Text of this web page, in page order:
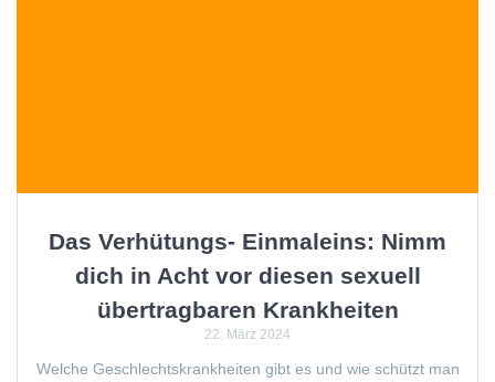
Das Verhütungs- Einmaleins: Nimm
dich in Acht vor diesen sexuell
übertragbaren Krankheiten
22. März 2024
Welche Geschlechtskrankheiten gibt es und wie schützt man